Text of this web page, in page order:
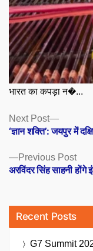
भारत का कपड़ा न�...
Posts
navigation
Previous Post
अरविंदर सिंह साहनी
Next Post
Next
post:
‘ज्ञान शक्ति’: जयपुर में
Recent Posts
G7 Summit